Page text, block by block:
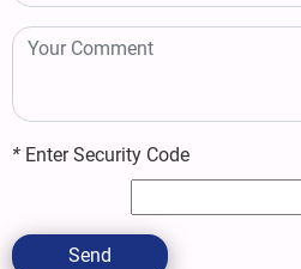
* Enter Security Code
Send